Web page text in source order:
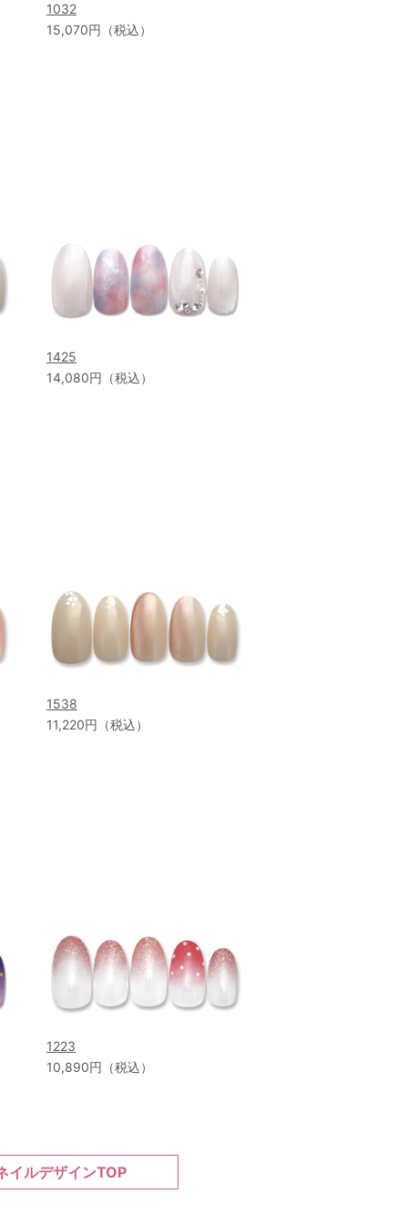
1032
15,070円（税込）
1425
14,080円（税込）
1538
11,220円（税込）
1223
10,890円（税込）
イルデザインTOP